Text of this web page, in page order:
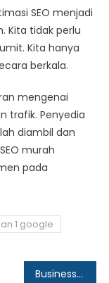
SEO menjadi
Kita tidak perlu
Kita hanya
berkala.
mengenai
trafik. Penyedia
diambil dan
murah
pada
1 google
Business Efficiency Solutions with Outsourcing Jakarta